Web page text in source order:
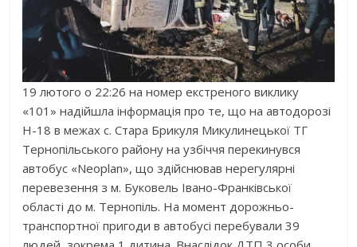
19 лютого о 22:26 на номер екстреного виклику
«101» надійшла інформація про те, що на автодорозі
Н-18 в межах с. Стара Брикуля Микулинецької ТГ
Тернопільського району на узбіччя перекинувся
автобус «Neoplan», що здійснював нерегулярні
перевезення з м. Буковель Івано-Франківської
області до м. Тернопіль. На момент дорожньо-
транспортної пригоди в автобусі перебували 39